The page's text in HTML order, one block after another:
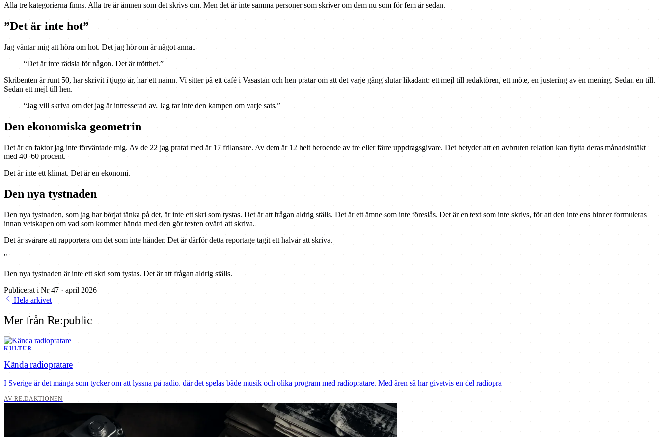
Alla tre kategorierna finns. Alla tre är ämnen som det skrivs om. Men det är inte samma personer som skriver om dem nu som för fem år sedan.
”Det är inte hot”
Jag väntar mig att höra om hot. Det jag hör om är något annat.
“Det är inte rädsla för någon. Det är trötthet.”
Skribenten är runt 50, har skrivit i tjugo år, har ett namn. Vi sitter på ett café i Vasastan och hen pratar om att det varje gång slutar likadant: ett mejl till redaktören, ett möte, en justering av en mening. Sedan en till.
Sedan ett mejl till hen.
“Jag vill skriva om det jag är intresserad av. Jag tar inte den kampen om varje sats.”
Den ekonomiska geometrin
Det är en faktor jag inte förväntade mig. Av de 22 jag pratat med är 17 frilansare. Av dem är 12 helt beroende av tre eller färre uppdragsgivare. Det betyder att en avbruten relation kan flytta deras månadsintäkt
med 40–60 procent.
Det är inte ett klimat. Det är en ekonomi.
Den nya tystnaden
Den nya tystnaden, som jag har börjat tänka på det, är inte ett skri som tystas. Det är att frågan aldrig ställs. Det är ett ämne som inte föreslås. Det är en text som inte skrivs, för att den inte ens hinner formuleras
innan vetskapen om vad som kommer hända med den gör texten ovärd att skriva.
Det är svårare att rapportera om det som inte händer. Det är därför detta reportage tagit ett halvår att skriva.
"
Den nya tystnaden är inte ett skri som tystas. Det är att frågan aldrig ställs.
Publicerat i Nr 47 · april 2026
Hela arkivet
Mer från Re:public
KULTUR
Kända radiopratare
I Sverige är det många som tycker om att lyssna på radio, där det spelas både musik och olika program med radiopratare. Med åren så har givetvis en del radiopra
AV RE:DAKTIONEN